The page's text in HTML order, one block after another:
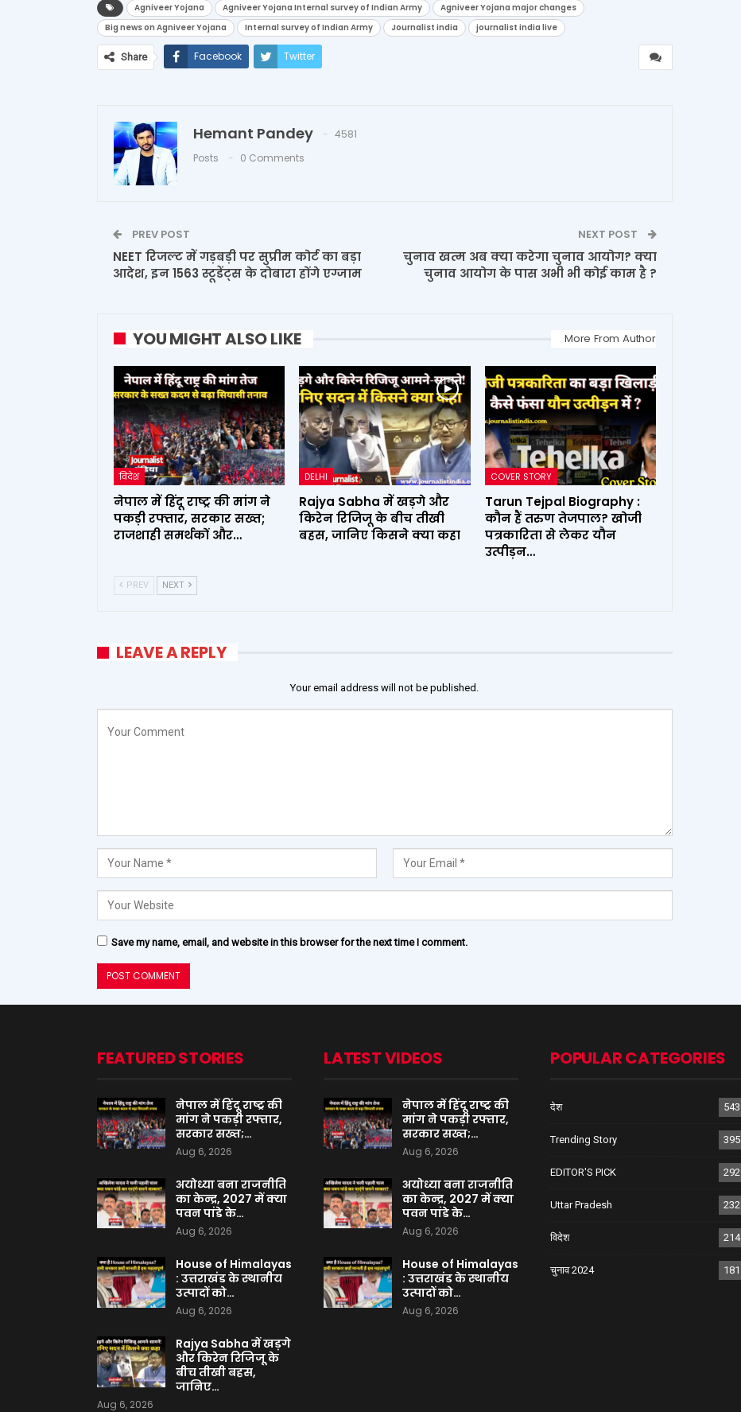
Agniveer Yojana Agniveer Yojana Internal survey of Indian Army
Agniveer Yojana major changes
Big news on Agniveer Yojana
Internal survey of Indian Army Journalist india journalist india live
Share Facebook Twitter
Hemant Pandey
4581
Posts
0 Comments
PREV POST
NEET रिजल्ट में गड़बड़ी पर सुप्रीम कोर्ट का बड़ा
आदेश, इन 1563 स्टूडेंट्स के दोबारा होंगे एग्जाम
NEXT POST
चुनाव खत्म अब क्या करेगा चुनाव आयोग? क्या
चुनाव आयोग के पास अभी भी कोई काम है ?
YOU MIGHT ALSO LIKE More From Author
विदेश
नेपाल में हिंदू राष्ट्र की मांग ने
पकड़ी रफ्तार, सरकार सख्त;
राजशाही समर्थकों और…
DELHI
Rajya Sabha में खड़गे और
किरेन रिजिजू के बीच तीखी
बहस, जानिए किसने क्या कहा
COVER STORY
Tarun Tejpal Biography :
कौन हैं तरुण तेजपाल? खोजी
पत्रकारिता से लेकर यौन
उत्पीड़न…
PREV NEXT
LEAVE A REPLY
Your email address will not be published.
Save my name, email, and website in this browser for the next time I comment.
FEATURED STORIES
नेपाल में हिंदू राष्ट्र की
मांग ने पकड़ी रफ्तार,
सरकार सख्त;…
Aug 6, 2026
अयोध्या बना राजनीति
का केन्द्र, 2027 में क्या
पवन पांडे के…
Aug 6, 2026
House of Himalayas
: उत्तराखंड के स्थानीय
उत्पादों को…
Aug 6, 2026
Rajya Sabha में खड़गे
और किरेन रिजिजू के
बीच तीखी बहस,
जानिए…
Aug 6, 2026
LATEST VIDEOS
नेपाल में हिंदू राष्ट्र की
मांग ने पकड़ी रफ्तार,
सरकार सख्त;…
Aug 6, 2026
अयोध्या बना राजनीति
का केन्द्र, 2027 में क्या
पवन पांडे के…
Aug 6, 2026
House of Himalayas
: उत्तराखंड के स्थानीय
उत्पादों को…
Aug 6, 2026
POPULAR CATEGORIES
देश 543
Trending Story 395
EDITOR'S PICK 292
Uttar Pradesh 232
विदेश 214
चुनाव 2024 181